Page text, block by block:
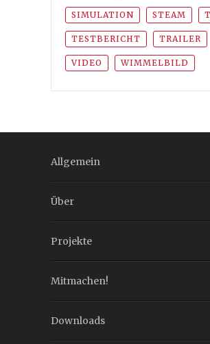
SIMULATION STEAM
TESTBERICHT TRAILER
VIDEO WIMMELBILD
Allgemein
Über
Projekte
Mitmachen!
Downloads